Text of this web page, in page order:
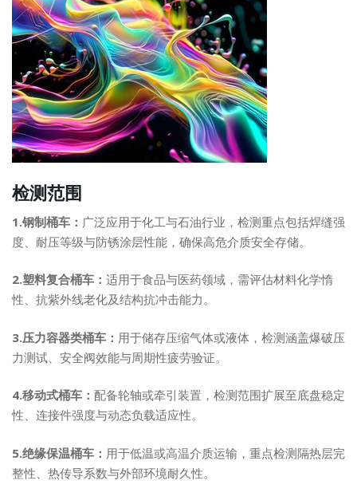
检测范围
1.钢制桶车： 广泛应用于化工与石油行业，检测重点包括焊缝强
度、耐压等级与防锈涂层性能，确保高危介质安全存储。
2.塑料复合桶车： 适用于食品与医药领域，需评估材料化学惰
性、抗紫外线老化及结构抗冲击能力。
3.压力容器类桶车： 用于储存压缩气体或液体，检测涵盖爆破压
力测试、安全阀效能与周期性疲劳验证。
4.移动式桶车： 配备轮轴或牵引装置，检测范围扩展至底盘稳定
性、连接件强度与动态负载适应性。
5.绝缘保温桶车： 用于低温或高温介质运输，重点检测隔热层完
整性、热传导系数与外部环境耐久性。